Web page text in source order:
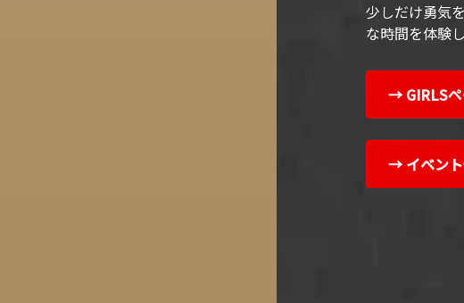
少しだけ勇気
な時間を体験
→ GIRLS
→ イベン